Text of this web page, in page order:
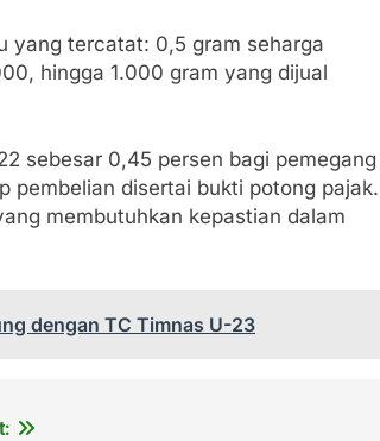
yang tercatat: 0,5 gram seharga
hingga 1.000 gram yang dijual
sebesar 0,45 persen bagi pemegang
pembelian disertai bukti potong pajak.
membutuhkan kepastian dalam
dengan TC Timnas U-23